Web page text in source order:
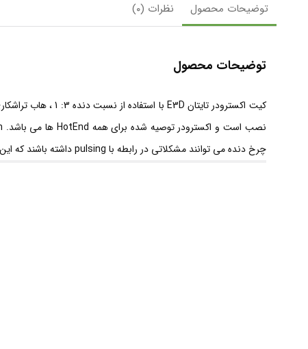
توضیحات محصول نظرات (۰)
توضیحات محصول
چرخ دنده می توانند مشکلاتی در رابطه با pulsing داشته باشند که این مشکل می تواند منجر به خروجی با سطح موج دار در هنگام چاپ شود که در این اکسترودر به خوبی این مشکلات حل شده است.